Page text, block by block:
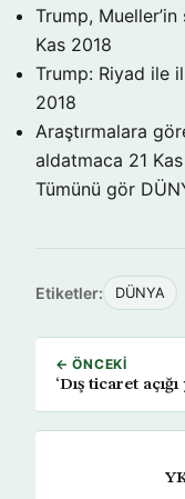
Trump, Mueller’in
Kas 2018
Trump: Riyad ile
2018
Araştırmalara
aldatmaca 21
Tümünü gör
Etiketler: DÜNYA
← ÖNCEKI
‘Dış ticaret